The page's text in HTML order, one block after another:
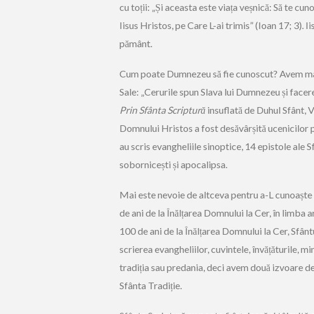
cu toții: „Și aceasta este viața veșnică: Să te
Iisus Hristos, pe Care L-ai trimis” (Ioan 17; 3).
pământ.
Cum poate Dumnezeu să fie cunoscut? Avem
Sale: „Cerurile spun Slava lui Dumnezeu și
Prin Sfânta Scriptură insuflată de Duhul Sfânt,
Domnului Hristos a fost desăvârșită ucenicilor
au scris evangheliile sinoptice, 14 epistole ale
sobornicești și apocalipsa.
Mai este nevoie de altceva pentru a-L
de ani de la Înălțarea Domnului la Cer, în
100 de ani de la Înălțarea Domnului la Cer,
scrierea evangheliilor, cuvintele, învățăturile,
tradiția sau predania, deci avem două izvoare
Sfânta Tradiție.